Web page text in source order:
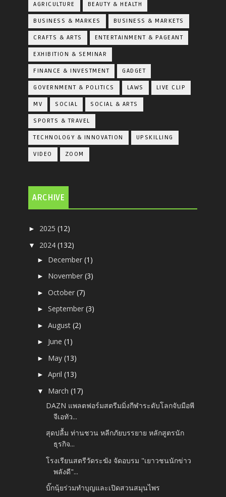
AGRICULTURE BEAUTY & HEALTH
BUSINESS & MARKES BUSINESS & MARKETS
CRAFTS & ARTS ENTERTAINMENT & PAGEANT
EXHIBITION & SEMINAR
FINANCE & INVESTMENT GADGET
GOVERNMENT & POLITICS LAWS LIVE CLIP
MV SOCIAL SOCIAL & ARTS
SPORTS & TRAVEL
TECHNOLOGY & INNOVATION UPSKILLING
VIDEO ZOOM
ARCHIVE
► 2025(12)
▼ 2024(132)
► December(1)
► November(3)
►October(7)
►September(3)
►August(2)
► June(1)
► May(13)
►April(13)
▼ March(17)
DAZN แพลตฟอร์มสตรีมมิ่งกีฬาระดับโลกจับมือพี
จีเอทัว...
สุดปลื้ม ท่านชวน หลีกภัยบรรยาย หลักสูตรนัก
ธุรกิจ...
โรงเรียนสตรีวัดระฆัง จัดอบรม "เยาวชนนักข่าว
พลังดี"...
บิ๊กนุ้ยร่วมทำบุญและเปิดสวนสมุนไพร